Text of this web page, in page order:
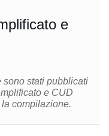
e
stati pubblicati
e CUD
compilazione.